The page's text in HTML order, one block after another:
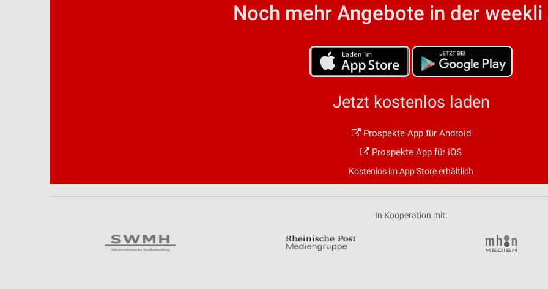
Noch mehr Angebote in der weekli
Jetzt kostenlos laden
Prospekte App für Android
Prospekte App für iOS
Kostenlos im App Store erhältlich
In Kooperation mit:
Analyse von Zielgruppen durch Statistiken oder Kombinationen von Daten aus verschiedenen